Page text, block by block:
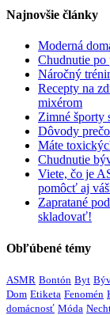
Najnovšie články
Moderná
Chudnutie po
Náročný
Recepty na
mixérom
Zimné športy
Dôvody
Máte
Chudnutie
Viete, čo je
pomôcť aj
Zapratané
skladovať!
Obľúbené témy
ASMR Bontón Byt
Dom Etiketa Fenomén
domácnosť Móda